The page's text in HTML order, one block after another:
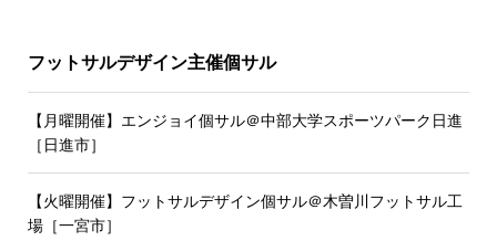
フットサルデザイン主催個サル
【月曜開催】エンジョイ個サル＠中部大学スポーツパーク日進
［日進市］
【火曜開催】フットサルデザイン個サル＠木曽川フットサル工
場［一宮市］